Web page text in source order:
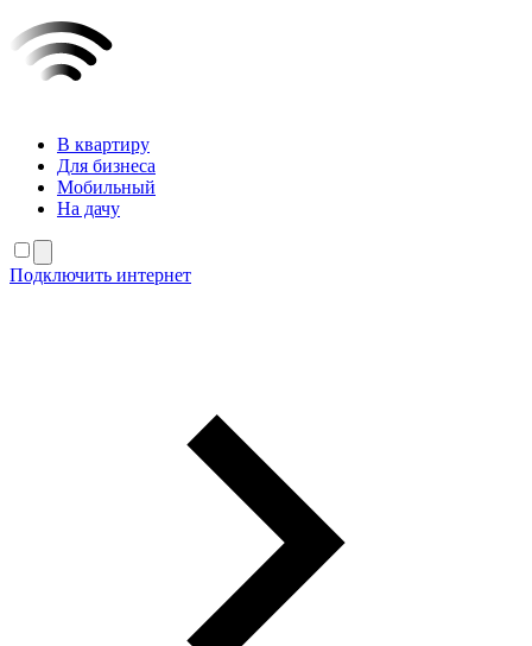
В квартиру
Для бизнеса
Мобильный
На дачу
Подключить интернет